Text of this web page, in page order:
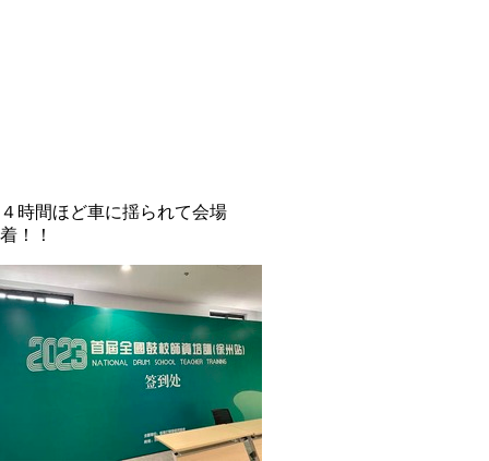
４時間ほど車に揺られて会場
着！！